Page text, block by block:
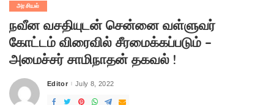
அரசியல்
நவீன வசதியுடன் சென்னை வள்ளுவர்
கோட்டம் விரைவில் சீரமைக்கப்படும் –
அமைச்சர் சாமிநாதன் தகவல் !
Posted
Editor July 8, 2022